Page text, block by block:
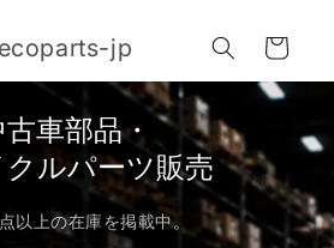
ecoparts-jp
ー
ト
古車部品・
クルパーツ販売
以上の在庫を掲載中。